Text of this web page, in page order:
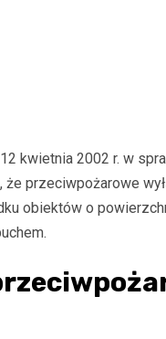
kwietnia 2002 r. w
przeciwpożarowe
obiektów o